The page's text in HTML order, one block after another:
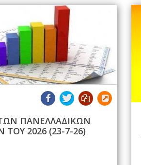
ΠΑΝΕΛΛΑΔΙΚΩΝ
ΤΟΥ 2026 (23-7-26)